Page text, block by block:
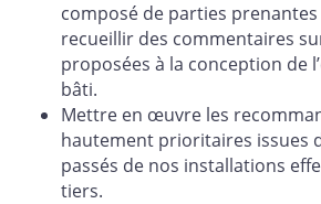
composé de parties
recueillir des commentaires
proposées à la conception de
bâti.
Mettre en œuvre les
hautement prioritaires issues
passés de nos installations
tiers.